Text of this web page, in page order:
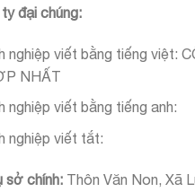
đại chúng:
nghiệp viết bằng tiếng việt:
NHẤT
nghiệp viết bằng tiếng anh:
nghiệp viết tắt:
sở chính: Thôn Văn Non, Xã